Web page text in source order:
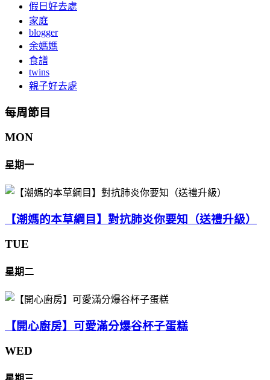
假日好去處
家庭
blogger
余媽媽
食譜
twins
親子好去處
每周節目
MON
星期一
【潮媽的本草綱目】對抗肺炎你要知（送禮升級）
TUE
星期二
【開心廚房】可愛滿分爆谷杯子蛋糕
WED